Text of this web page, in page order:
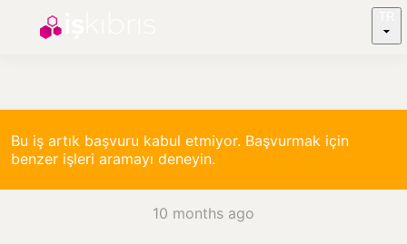
Bu iş artık başvuru kabul etmiyor. Başvurmak için
benzer işleri aramayı deneyin.
10 months ago